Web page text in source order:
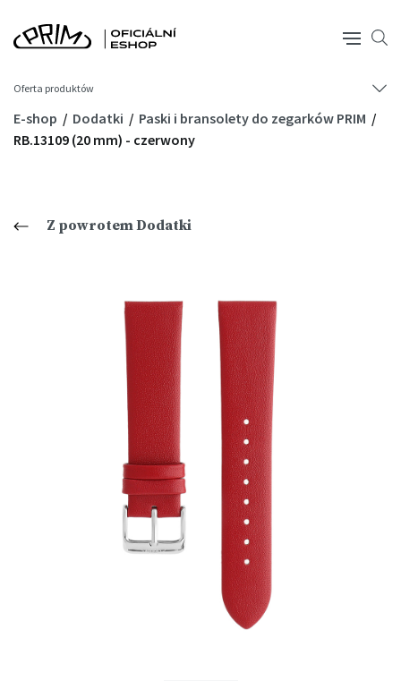
Oferta produktów
E-shop Dodatki
Paski i bransolety do zegarków PRIM
RB.13109 (20 mm) - czerwony
Z powrotem Dodatki